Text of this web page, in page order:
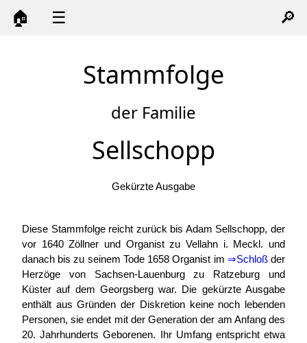
🏠 ☰ 🔎
Stammfolge
der Familie
Sellschopp
Gekürzte Ausgabe
Diese Stammfolge reicht zurück bis Adam Sellschopp, der
vor 1640 Zöllner und Organist zu Vellahn i. Meckl. und
danach bis zu seinem Tode 1658 Organist im ⇒Schloßder
Herzöge von Sachsen-Lauenburg zu Ratzeburg und
Küster auf dem Georgsberg war. Die gekürzte Ausgabe
enthält aus Gründen der Diskretion keine noch lebenden
Personen, sie endet mit der Generation der am Anfang des
20. Jahrhunderts Geborenen. Ihr Umfang entspricht etwa